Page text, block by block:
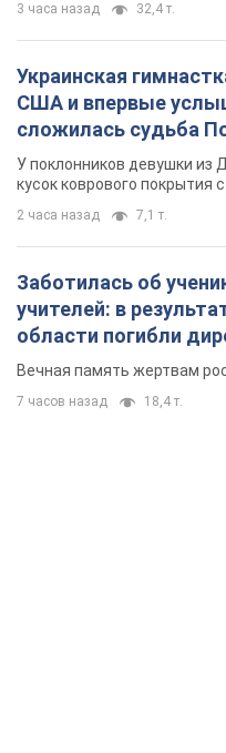
3 часа назад 32,4 т.
Украинская
США и впервые
сложилась судьба
лет назад
У поклонников девушки из
кусок коврового покрытия
2 часа назад 7,1 т.
Заботилась об
учителей: в
области погибли
муж и внук
Вечная память жертвам
7 часов назад 18,4 т.